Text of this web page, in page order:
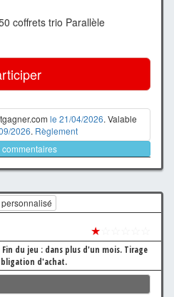
coffrets trio Parallèle
le 21/04/2026. Valable
2026. Règlement
commentaires
★
Fin du jeu : dans plus d'un mois. Tirage
d'achat.